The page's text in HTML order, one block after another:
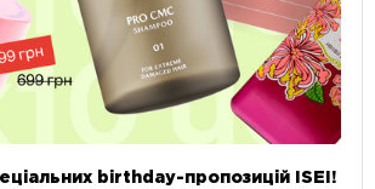
birthday-пропозицій ISEI!